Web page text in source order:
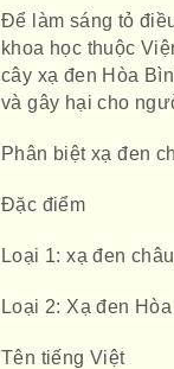
Để làm sáng tỏ
khoa học thuộc
cây xạ đen Hòa
và gây hại cho
Phân biệt xạ đen
Đặc điểm
Loại 1: xạ đen
Loại 2: Xạ đen
Tên tiếng Việt